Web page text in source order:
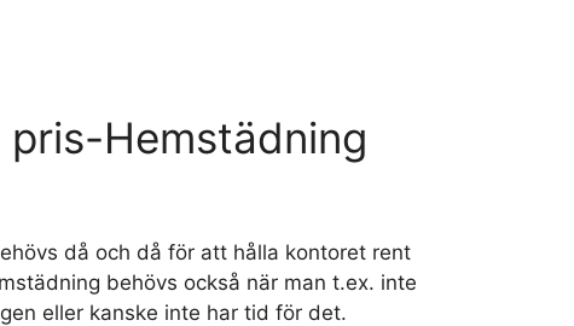
Hemstädning
då och då för att hålla kontoret rent
behövs också när man t.ex. inte
eller kanske inte har tid för det.